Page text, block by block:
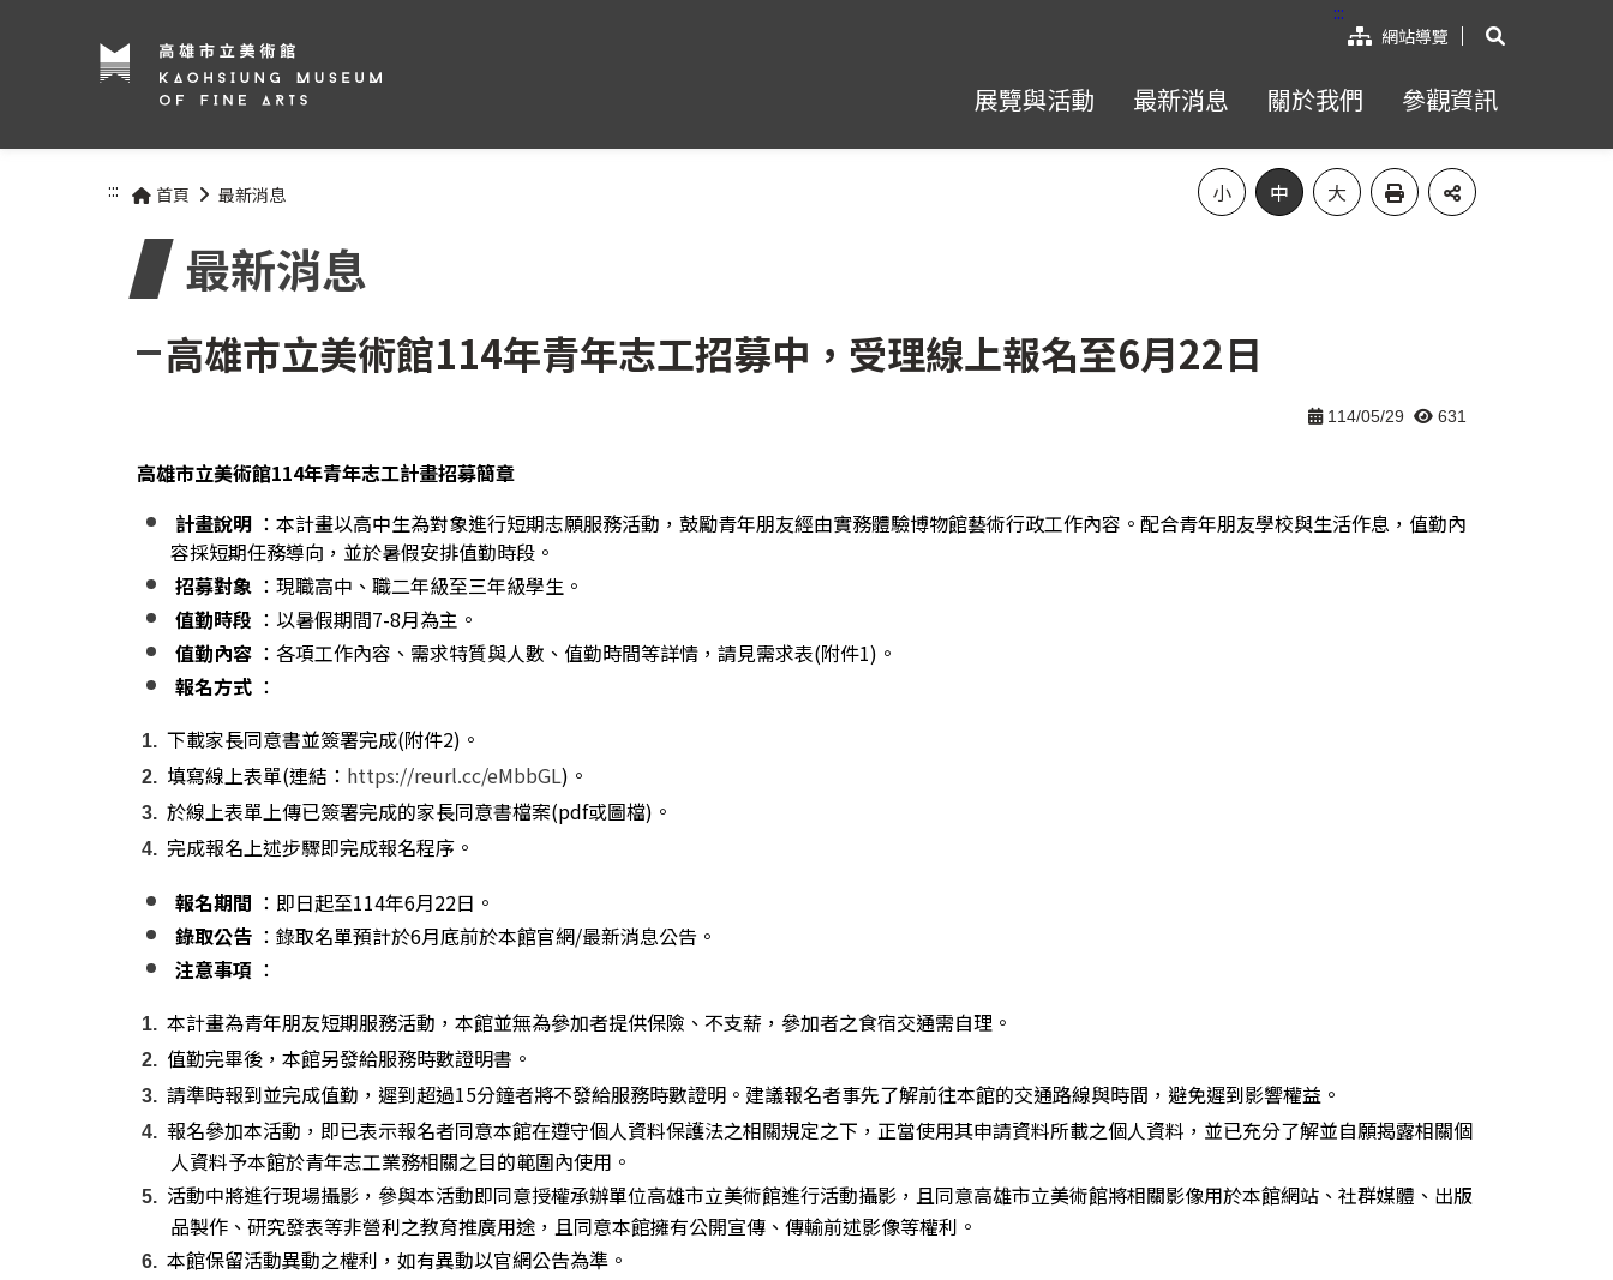
:::
網站導覽
展覽與活動 最新消息 關於我們 參觀資訊
::: 首頁 最新消息 小 中 大
最新消息
高雄市立美術館114年青年志工招募中，受理線上報名至6月22日
114/05/29 631
高雄市立美術館114年青年志工計畫招募簡章
計畫說明 ：本計畫以高中生為對象進行短期志願服務活動，鼓勵青年朋友經由實務體驗博物館藝術行政工作內容。配合青年朋友學校與生活作息，值勤內
容採短期任務導向，並於暑假安排值勤時段。
招募對象 ：現職高中、職二年級至三年級學生。
值勤時段 ：以暑假期間7-8月為主。
值勤內容 ：各項工作內容、需求特質與人數、值勤時間等詳情，請見需求表(附件1)。
報名方式 ：
下載家長同意書並簽署完成(附件2)。
填寫線上表單(連結： https://reurl.cc/eMbbGL)。
於線上表單上傳已簽署完成的家長同意書檔案(pdf或圖檔)。
完成報名上述步驟即完成報名程序。
報名期間 ：即日起至114年6月22日。
錄取公告 ：錄取名單預計於6月底前於本館官網/最新消息公告。
注意事項 ：
本計畫為青年朋友短期服務活動，本館並無為參加者提供保險、不支薪，參加者之食宿交通需自理。
值勤完畢後，本館另發給服務時數證明書。
請準時報到並完成值勤，遲到超過15分鐘者將不發給服務時數證明。建議報名者事先了解前往本館的交通路線與時間，避免遲到影響權益。
報名參加本活動，即已表示報名者同意本館在遵守個人資料保護法之相關規定之下，正當使用其申請資料所載之個人資料，並已充分了解並自願揭露相關個
人資料予本館於青年志工業務相關之目的範圍內使用。
活動中將進行現場攝影，參與本活動即同意授權承辦單位高雄市立美術館進行活動攝影，且同意高雄市立美術館將相關影像用於本館網站、社群媒體、出版
品製作、研究發表等非營利之教育推廣用途，且同意本館擁有公開宣傳、傳輸前述影像等權利。
本館保留活動異動之權利，如有異動以官網公告為準。